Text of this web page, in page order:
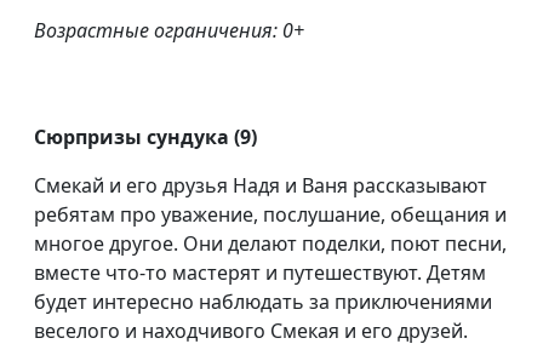
Возрастные ограничения: 0+
Сюрпризы сундука (9)
Смекай и его друзья Надя и Ваня рассказывают
ребятам про уважение, послушание, обещания и
многое другое. Они делают поделки, поют песни,
вместе что-то мастерят и путешествуют. Детям
будет интересно наблюдать за приключениями
веселого и находчивого Смекая и его друзей.